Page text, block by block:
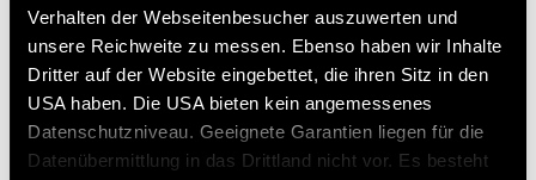
Verhalten der Webseitenbesucher auszuwerten und
unsere Reichweite zu messen. Ebenso haben wir Inhalte
Dritter auf der Website eingebettet, die ihren Sitz in den
USA haben. Die USA bieten kein angemessenes
Datenschutzniveau. Geeignete Garantien liegen für die
Datenübermittlung in das Drittland nicht vor. Es besteht
Herunterladen
Pressebild | Hymer ML-T_Aussenansicht_3 | JPG (2 MB)
Herunterladen